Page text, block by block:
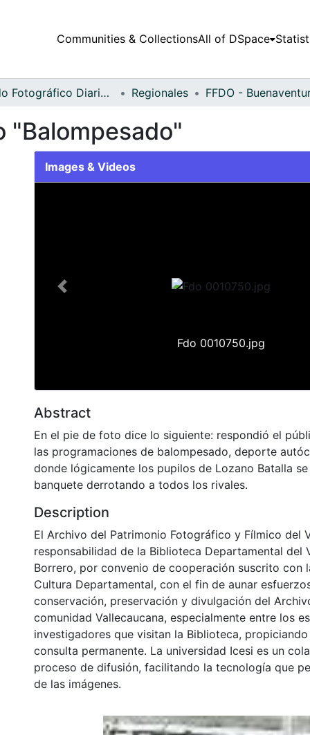
Communities & CollectionsAll of DSpace
Fondo Fotográfico Diario Occidente Regionales
"Balompesado"
Images & Videos
Fdo 0010750.jpg
Previous
Abstract
En el pie de foto dice lo siguiente: respondió el
las programaciones de balompesado, deporte
donde lógicamente los pupilos de Lozano Batalla
banquete derrotando a todos los rivales.
Description
El Archivo del Patrimonio Fotográfico y Fílmico del
responsabilidad de la Biblioteca Departamental del
Borrero, por convenio de cooperación suscrito con
Cultura Departamental, con el fin de aunar
conservación, preservación y divulgación del
comunidad Vallecaucana, especialmente entre los
investigadores que visitan la Biblioteca,
consulta permanente. La universidad Icesi es un
proceso de difusión, facilitando la tecnología que
de las imágenes.